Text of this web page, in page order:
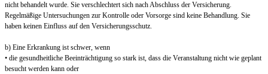
nicht behandelt wurde. Sie verschlechtert sich nach Abschluss der Versicherung.
Regelmäßige Untersuchungen zur Kontrolle oder Vorsorge sind keine Behandlung. Sie
haben keinen Einfluss auf den Versicherungsschutz.
b) Eine Erkrankung ist schwer, wenn
• die gesundheitliche Beeinträchtigung so stark ist, dass die Veranstaltung nicht wie geplant
besucht werden kann oder